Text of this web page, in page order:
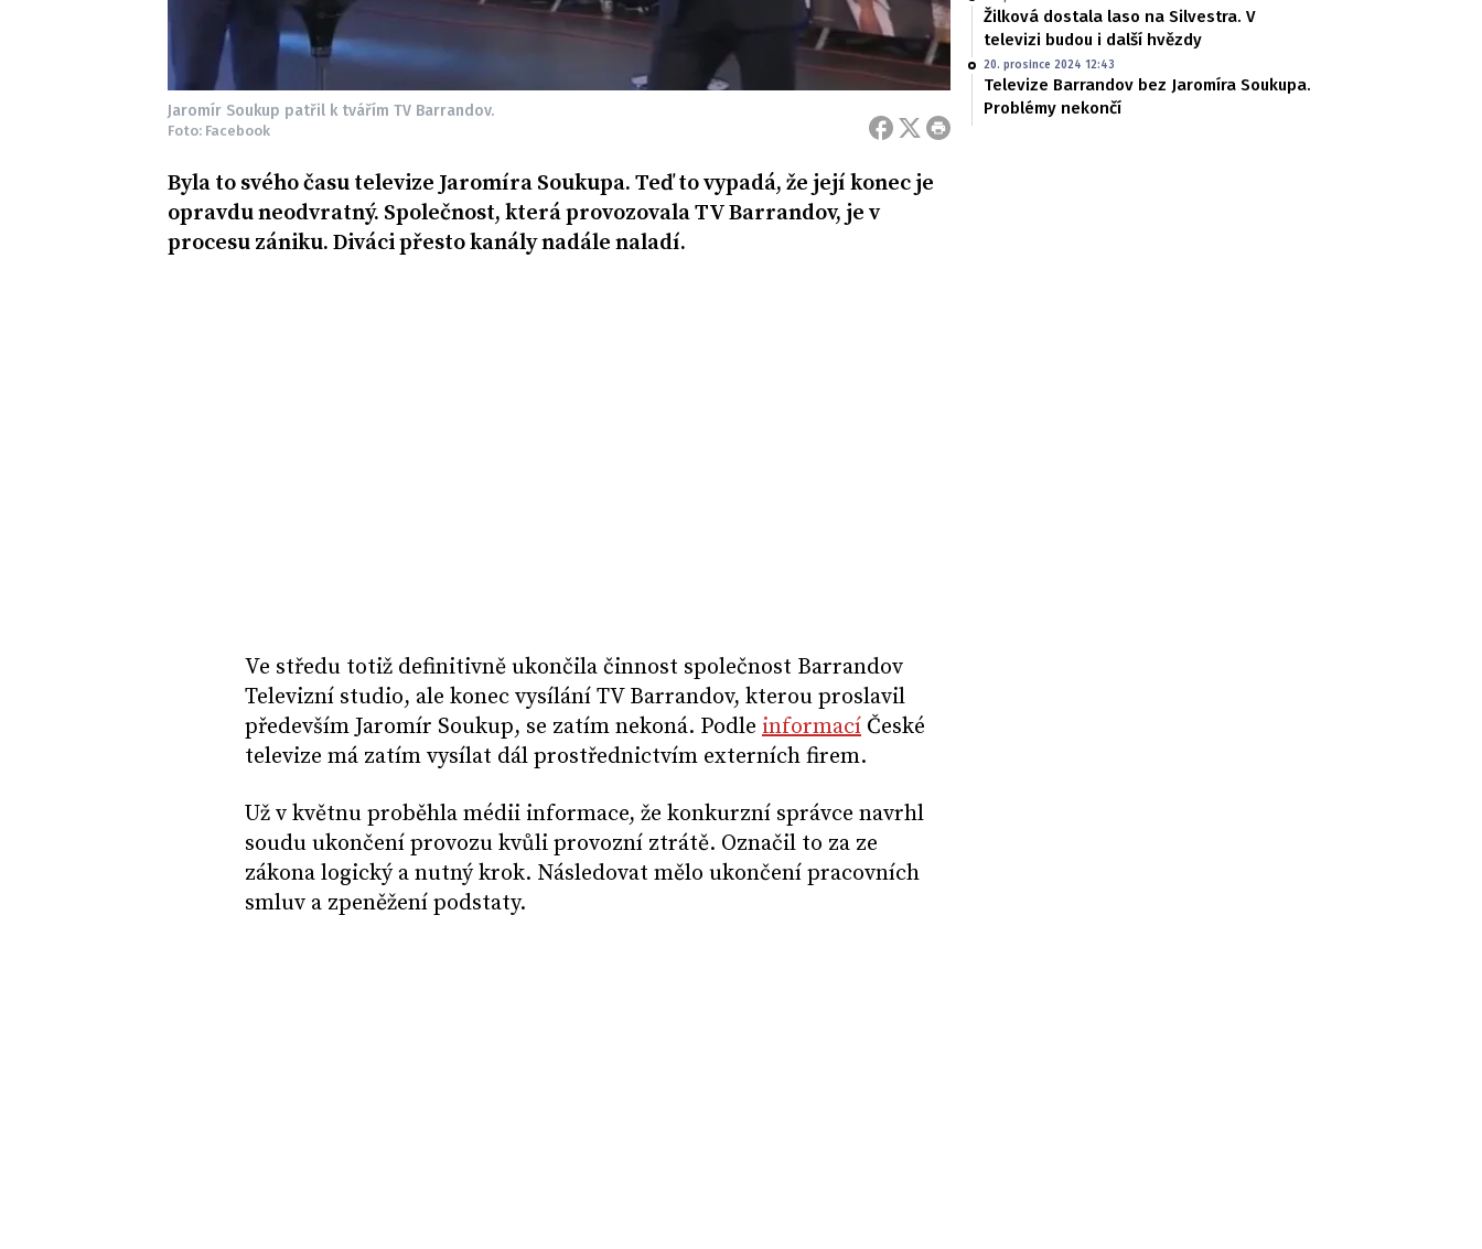
Jaromír Soukup patřil k tvářím TV Barrandov.
Foto: Facebook
Byla to svého času televize Jaromíra Soukupa. Teď to vypadá, že její konec je
opravdu neodvratný. Společnost, která provozovala TV Barrandov, je v
procesu zániku. Diváci přesto kanály nadále naladí.
Ve středu totiž definitivně ukončila činnost společnost Barrandov
Televizní studio, ale konec vysílání TV Barrandov, kterou proslavil
především Jaromír Soukup, se zatím nekoná. Podle informací České
televize má zatím vysílat dál prostřednictvím externích firem.
Už v květnu proběhla médii informace, že konkurzní správce navrhl
soudu ukončení provozu kvůli provozní ztrátě. Označil to za ze
zákona logický a nutný krok. Následovat mělo ukončení pracovních
smluv a zpeněžení podstaty.
Žilková dostala laso na Silvestra. V
televizi budou i další hvězdy
20. prosince 2024 12:43
Televize Barrandov bez Jaromíra Soukupa.
Problémy nekončí